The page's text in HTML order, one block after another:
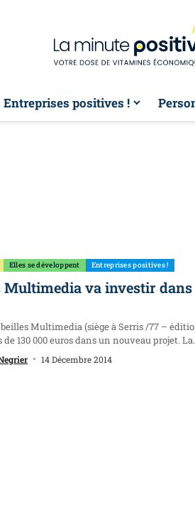
Entreprises positives !
Elles se développent Entreprises positives !
Multimedia va investir
Multimedia (siège à Serris /77 –
130 000 euros dans un nouveau projet.
14 Décembre 2014